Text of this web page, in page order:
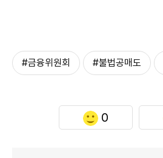
#금융위원회 #불법공매도
0